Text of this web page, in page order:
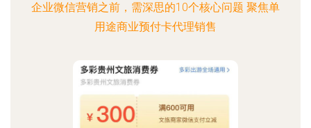
企业微信营销之前，需深思的10个核心问题 聚焦单
用途商业预付卡代理销售